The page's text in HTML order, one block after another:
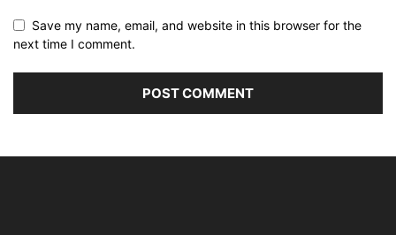
Save my name, email, and website in this browser for the
next time I comment.